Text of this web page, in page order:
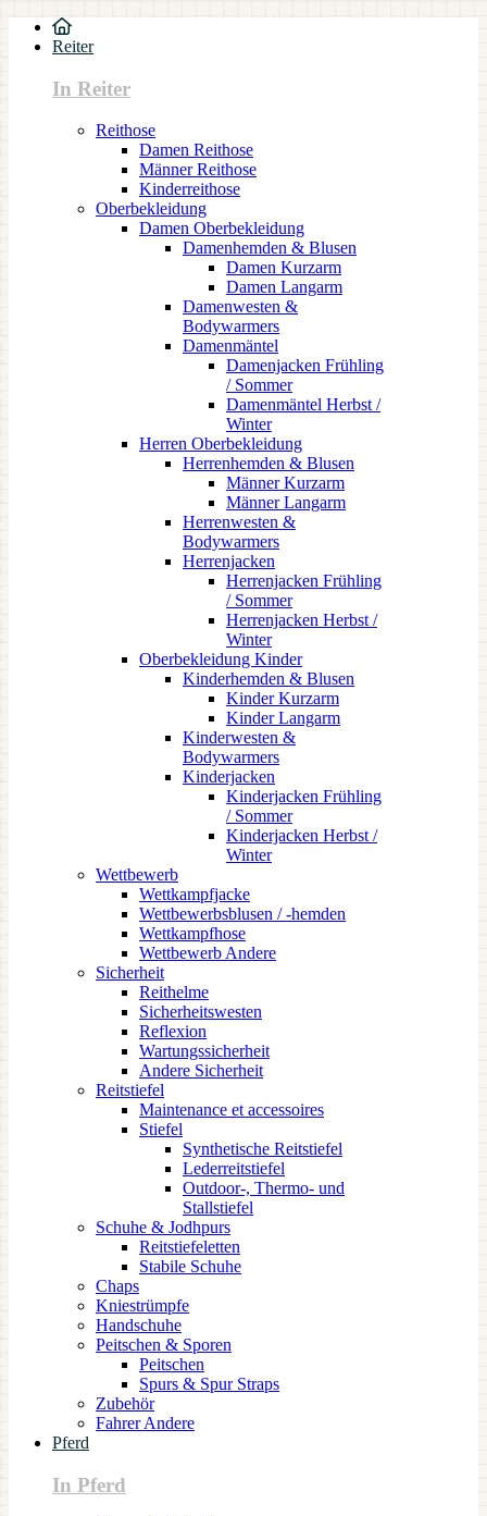
Reiter
In Reiter
Reithose
Damen Reithose
Männer Reithose
Kinderreithose
Oberbekleidung
Damen Oberbekleidung
Damenhemden & Blusen
Damen Kurzarm
Damen Langarm
Damenwesten &
Bodywarmers
Damenmäntel
Damenjacken Frühling
/ Sommer
Damenmäntel Herbst /
Winter
Herren Oberbekleidung
Herrenhemden & Blusen
Männer Kurzarm
Männer Langarm
Herrenwesten &
Bodywarmers
Herrenjacken
Herrenjacken Frühling
/ Sommer
Herrenjacken Herbst /
Winter
Oberbekleidung Kinder
Kinderhemden & Blusen
Kinder Kurzarm
Kinder Langarm
Kinderwesten &
Bodywarmers
Kinderjacken
Kinderjacken Frühling
/ Sommer
Kinderjacken Herbst /
Winter
Wettbewerb
Wettkampfjacke
Wettbewerbsblusen / -hemden
Wettkampfhose
Wettbewerb Andere
Sicherheit
Reithelme
Sicherheitswesten
Reflexion
Wartungssicherheit
Andere Sicherheit
Reitstiefel
Maintenance et accessoires
Stiefel
Synthetische Reitstiefel
Lederreitstiefel
Outdoor-, Thermo- und
Stallstiefel
Schuhe & Jodhpurs
Reitstiefeletten
Stabile Schuhe
Chaps
Kniestrümpfe
Handschuhe
Peitschen & Sporen
Peitschen
Spurs & Spur Straps
Zubehör
Fahrer Andere
Pferd
In Pferd